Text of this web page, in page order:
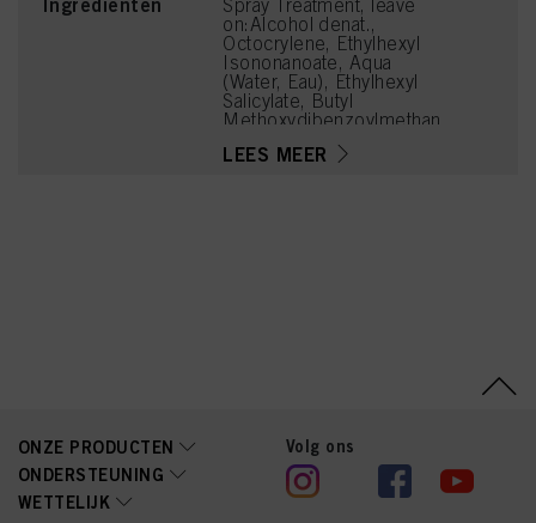
Ingrediënten
Spray Treatment, leave
on:Alcohol denat.,
Octocrylene, Ethylhexyl
Isononanoate, Aqua
(Water, Eau), Ethylhexyl
Salicylate, Butyl
Methoxydibenzoylmethan
Phenylbenzimidazole
Terpineol
LEES MEER
ONZE PRODUCTEN
ONDERSTEUNING
WETTELIJK
Volg ons